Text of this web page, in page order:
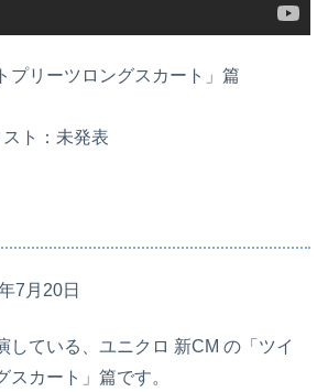
プリーツロングスカート」篇
ト：未発表
7月20日
している、ユニクロ 新CM の「ツイ
スカート」篇です。